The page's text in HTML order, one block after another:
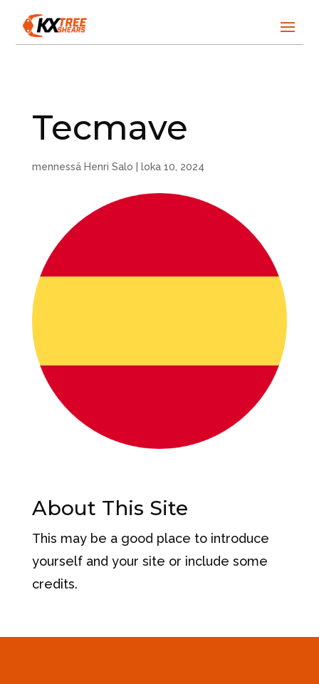
Tecmave
mennessä Henri Salo loka 10, 2024
About This Site
This may be a good place to introduce
yourself and your site or include some
credits.